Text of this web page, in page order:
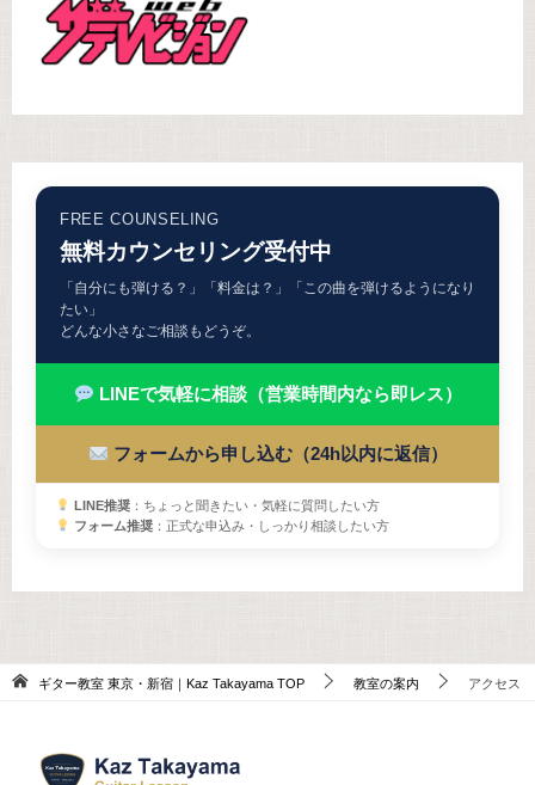
FREE COUNSELING
無料カウンセリング受付中
「自分にも弾ける？」「料金は？」「この曲を弾けるようになり
たい」
どんな小さなご相談もどうぞ。
LINEで気軽に相談（営業時間内なら即レス）
フォームから申し込む（24h以内に返信）
LINE推奨：ちょっと聞きたい・気軽に質問したい方
フォーム推奨：正式な申込み・しっかり相談したい方
ギター教室 東京・新宿｜Kaz Takayama TOP 教室の案内 アクセス